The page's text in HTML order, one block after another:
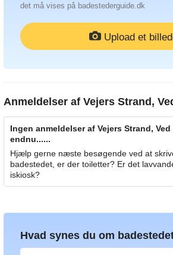
det må vises på badestederguide.dk
Upload et
Anmeldelser af Vejers Strand,
Ingen anmeldelser af Vejers Strand,
endnu......
Hjælp gerne næste besøgende ved at
badestedet, er der toiletter? Er det
iskiosk?
Hvad synes du om